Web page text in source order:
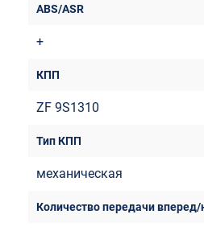
+
ZF 9S1310
механическая